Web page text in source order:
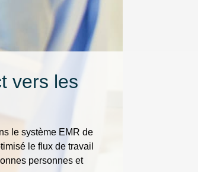
vers les
le système EMR de
le flux de travail
personnes et